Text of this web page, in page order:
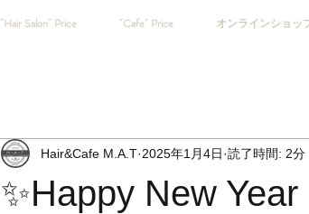
"Hair Salon" Price "Cafe" Price オンラインショッ
✨Happy New Year
Hair&Cafe M.A.T 2025年1月4日 読了時間: 2分